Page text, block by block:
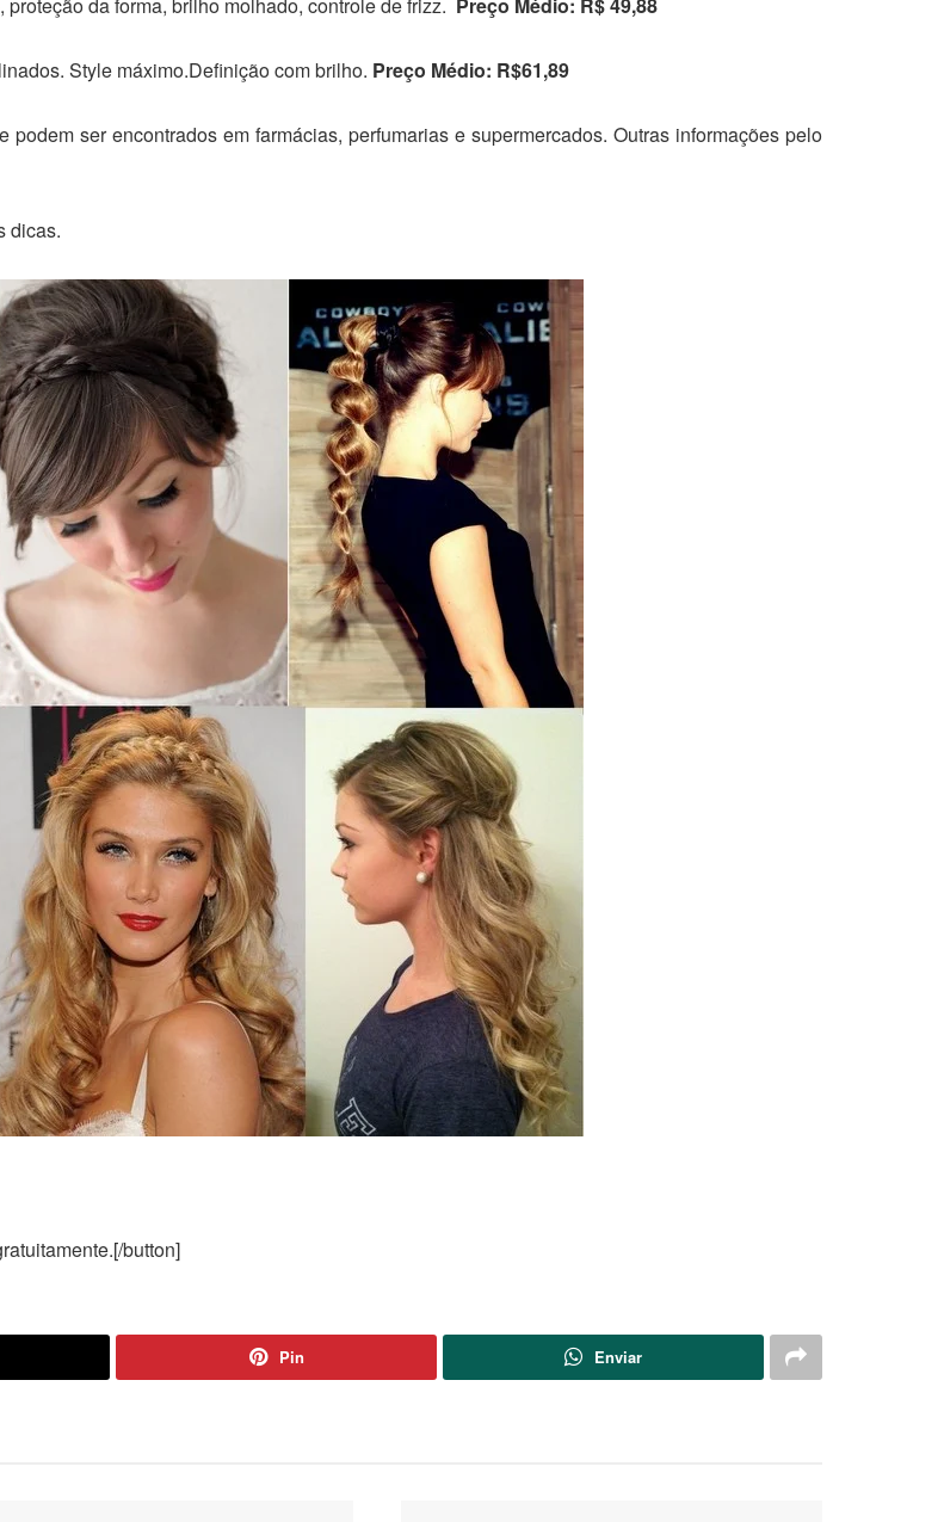
proteção da forma, brilho molhado, controle de frizz. Preço Médio: R$49,88
Style máximo.Definição com brilho. Preço Médio: R$61,89
e podem ser encontrados em farmácias, perfumarias e supermercados. Outras informações pelo
dicas.
button]
Pin Enviar